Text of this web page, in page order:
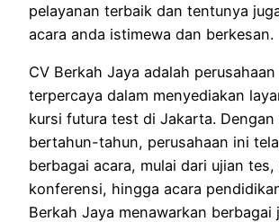
pelayanan terbaik dan tentunya
acara anda istimewa dan berkesan.
CV Berkah Jaya adalah
terpercaya dalam menyediakan
kursi futura test di Jakarta. Dengan
bertahun-tahun, perusahaan ini
berbagai acara, mulai dari ujian tes,
konferensi, hingga acara
Berkah Jaya menawarkan berbagai